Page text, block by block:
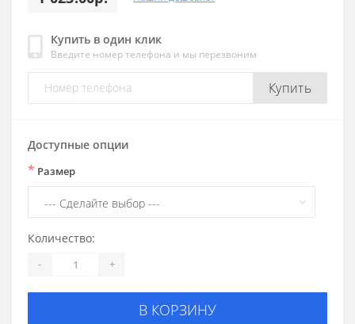
Купить в один клик
Введите номер телефона и мы перезвоним
Купить
Доступные опции
* Размер
Количество:
- +
В КОРЗИНУ